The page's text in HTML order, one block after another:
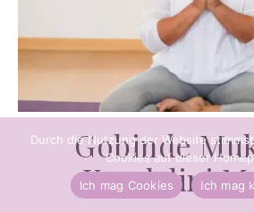
Gobinde
Kundalini
Durch die Nutzung der Website
Cookies auf dieser
Ich mag Cookies
Ich mag